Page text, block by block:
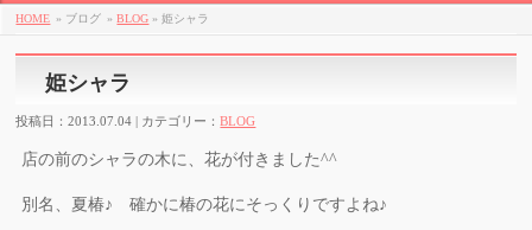
HOME » ブログ »BLOG » 姫シャラ
姫シャラ
投稿日：2013.07.04 | カテゴリー：BLOG
店の前のシャラの木に、花が付きました^^
別名、夏椿♪ 確かに椿の花にそっくりですよね♪